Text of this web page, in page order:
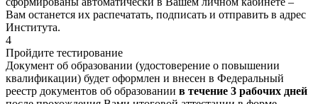
Вам останется их распечатать, подписать и отправить в адрес
Института.
4
Пройдите тестирование
Документ об образовании (удостоверение о повышении
квалификации) будет оформлен и внесен в Федеральный
реестр документов об образовании в течение 3 рабочих дней